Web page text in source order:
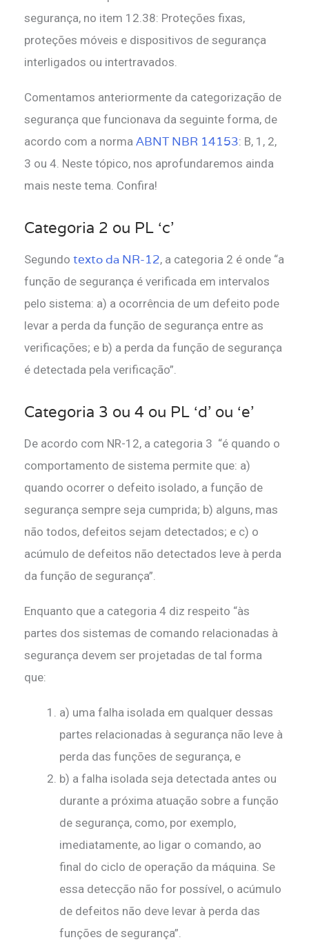
segurança, no item 12.38: Proteções fixas,
proteções móveis e dispositivos de segurança
interligados ou intertravados.
Comentamos anteriormente da categorização de
segurança que funcionava da seguinte forma, de
acordo com a norma ABNT NBR 14153: B, 1, 2,
3 ou 4. Neste tópico, nos aprofundaremos ainda
mais neste tema. Confira!
Categoria 2 ou PL ‘c’
Segundo texto da NR-12, a categoria 2 é onde “a
função de segurança é verificada em intervalos
pelo sistema: a) a ocorrência de um defeito pode
levar a perda da função de segurança entre as
verificações; e b) a perda da função de segurança
é detectada pela verificação”.
Categoria 3 ou 4 ou PL ‘d’ ou ‘e’
De acordo com NR-12, a categoria 3 “é quando o
comportamento de sistema permite que: a)
quando ocorrer o defeito isolado, a função de
segurança sempre seja cumprida; b) alguns, mas
não todos, defeitos sejam detectados; e c) o
acúmulo de defeitos não detectados leve à perda
da função de segurança”.
Enquanto que a categoria 4 diz respeito “às
partes dos sistemas de comando relacionadas à
segurança devem ser projetadas de tal forma
que:
a) uma falha isolada em qualquer dessas
partes relacionadas à segurança não leve à
perda das funções de segurança, e
b) a falha isolada seja detectada antes ou
durante a próxima atuação sobre a função
de segurança, como, por exemplo,
imediatamente, ao ligar o comando, ao
final do ciclo de operação da máquina. Se
essa detecção não for possível, o acúmulo
de defeitos não deve levar à perda das
funções de segurança”.